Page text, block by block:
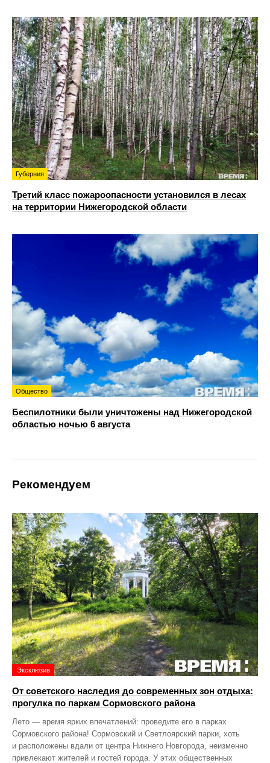
Губерния
Третий класс пожароопасности установился в лесах
на территории Нижегородской области
Общество
Беспилотники были уничтожены над Нижегородской
областью ночью 6 августа
Рекомендуем
Эксклюзив
От советского наследия до современных зон отдыха:
прогулка по паркам Сормовского района
Лето — время ярких впечатлений: проведите его в парках
Сормовского района! Сормовский и Светлоярский парки, хоть
и расположены вдали от центра Нижнего Новгорода, неизменно
привлекают жителей и гостей города. У этих общественных